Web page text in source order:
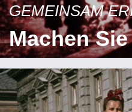
GEMEINSAM
Machen